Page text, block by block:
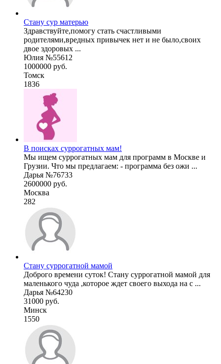
Стану сур матерью
Здравствуйте,помогу стать счастливыми
родителями,вредных привычек нет и не было,своих
двое здоровых ...
Юлия №55612
1000000 руб.
Томск
1836
В поисках суррогатных мам!
Мы ищем суррогатных мам для программ в Москве и
Грузии. Что мы предлагаем: - программа без ожи ...
Дарья №76733
2600000 руб.
Москва
282
Стану суррогатной мамой
Доброго времени суток! Стану суррогатной мамой для
маленького чуда ,которое ждет своего выхода на с ...
Дарья №64230
31000 руб.
Минск
1550